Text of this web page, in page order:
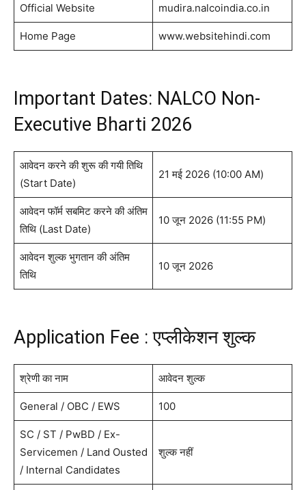
Official Website mudira.nalcoindia.co.in
Home Page www.websitehindi.com
Important Dates: NALCO Non-
Executive Bharti 2026
आवेदन करने की शुरू की गयी तिथि
(Start Date)
21 मई 2026 (10:00 AM)
आवेदन फॉर्म सबमिट करने की अंतिम
तिथि (Last Date)
10 जून 2026 (11:55 PM)
आवेदन शुल्क भुगतान की अंतिम
तिथि
10 जून 2026
Application Fee : एप्लीकेशन शुल्क
श्रेणी का नाम आवेदन शुल्क
General / OBC / EWS 100
SC / ST / PwBD / Ex-
Servicemen / Land Ousted
/ Internal Candidates
शुल्क नहीं